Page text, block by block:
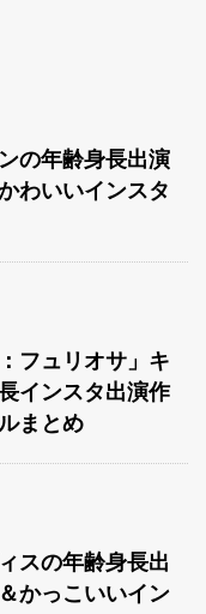
の年齢身長出演
わいいインスタ
フュリオサ」キ
インスタ出演作
まとめ
スの年齢身長出
かっこいいイン